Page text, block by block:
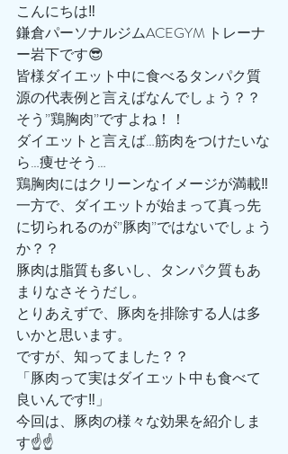
こんにちは‼️
鎌倉パーソナルジムACEGYM トレーナ
ー岩下です😎
皆様ダイエット中に食べるタンパク質
源の代表例と言えばなんでしょう？？
そう”鶏胸肉”ですよね！！
ダイエットと言えば…筋肉をつけたいな
ら…痩せそう…
鶏胸肉にはクリーンなイメージが満載‼️
一方で、ダイエットが始まって真っ先
に切られるのが”豚肉”ではないでしょう
か？？
豚肉は脂質も多いし、タンパク質もあ
まりなさそうだし。
とりあえずで、豚肉を排除する人は多
いかと思います。
ですが、知ってました？？
「豚肉って実はダイエット中も食べて
良いんです‼️」
今回は、豚肉の様々な効果を紹介しま
す☝️☝️